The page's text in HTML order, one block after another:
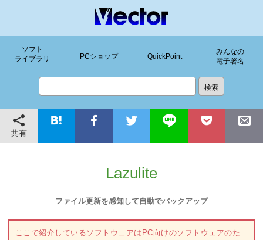
ソフト
ライブラリ
PCショップ QuickPoint
みんなの
電子署名
共有
Lazulite
ファイル更新を感知して自動でバックアップ
ここで紹介しているソフトウェアはPC向けのソフトウェアのた